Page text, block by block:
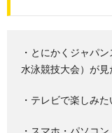
・とにかくジャパ
水泳競技大会）が見
・テレビで楽しみた
・スマホ・パソコ